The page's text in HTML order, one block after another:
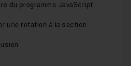
du programme JavaScript
une rotation à la section